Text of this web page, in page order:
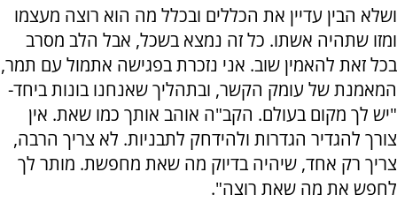
ושלא הבין עדיין את הכללים ובכלל מה הוא רוצה מעצמו
ומזו שתהיה אשתו. כל זה נמצא בשכל, אבל הלב מסרב
בכל זאת להאמין שוב. אני נזכרת בפגישה אתמול עם תמר,
המאמנת של עומק הקשר, ובתהליך שאנחנו בונות ביחד-
"יש לך מקום בעולם. הקב"ה אוהב אותך כמו שאת. אין
צורך להגדיר הגדרות ולהידחק לתבניות. לא צריך הרבה,
צריך רק אחד, שיהיה בדיוק מה שאת מחפשת. מותר לך
לחפש את מה שאת רוצה".